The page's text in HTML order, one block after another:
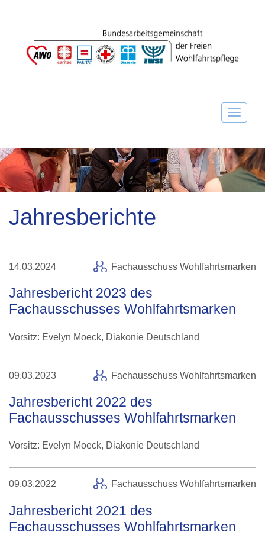
Jahresberichte
14.03.2024 Fachausschuss Wohlfahrtsmarken
Jahresbericht 2023 des
Fachausschusses Wohlfahrtsmarken
Vorsitz: Evelyn Moeck, Diakonie Deutschland
09.03.2023 Fachausschuss Wohlfahrtsmarken
Jahresbericht 2022 des
Fachausschusses Wohlfahrtsmarken
Vorsitz: Evelyn Moeck, Diakonie Deutschland
09.03.2022 Fachausschuss Wohlfahrtsmarken
Jahresbericht 2021 des
Fachausschusses Wohlfahrtsmarken